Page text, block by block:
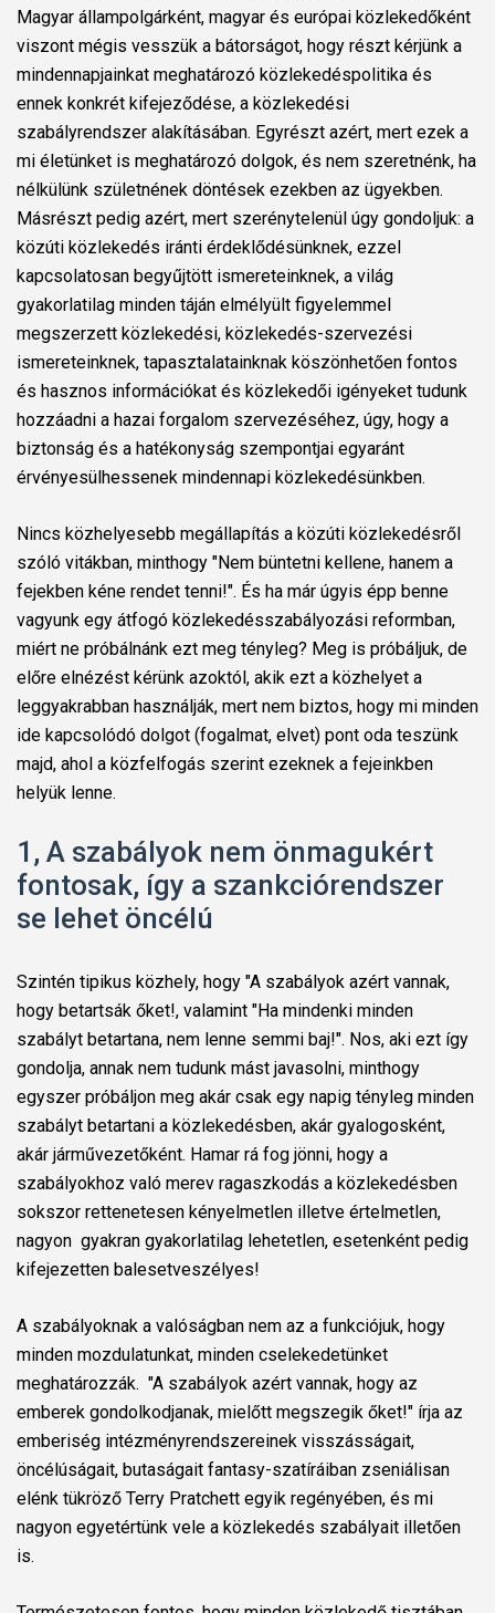
Magyar állampolgárként, magyar és európai közlekedőként
viszont mégis vesszük a bátorságot, hogy részt kérjünk a
mindennapjainkat meghatározó közlekedéspolitika és
ennek konkrét kifejeződése, a közlekedési
szabályrendszer alakításában. Egyrészt azért, mert ezek a
mi életünket is meghatározó dolgok, és nem szeretnénk, ha
nélkülünk születnének döntések ezekben az ügyekben.
Másrészt pedig azért, mert szerénytelenül úgy gondoljuk: a
közúti közlekedés iránti érdeklődésünknek, ezzel
kapcsolatosan begyűjtött ismereteinknek, a világ
gyakorlatilag minden táján elmélyült figyelemmel
megszerzett közlekedési, közlekedés-szervezési
ismereteinknek, tapasztalatainknak köszönhetően fontos
és hasznos információkat és közlekedői igényeket tudunk
hozzáadni a hazai forgalom szervezéséhez, úgy, hogy a
biztonság és a hatékonyság szempontjai egyaránt
érvényesülhessenek mindennapi közlekedésünkben.
Nincs közhelyesebb megállapítás a közúti közlekedésről
szóló vitákban, minthogy "Nem büntetni kellene, hanem a
fejekben kéne rendet tenni!". És ha már úgyis épp benne
vagyunk egy átfogó közlekedésszabályozási reformban,
miért ne próbálnánk ezt meg tényleg? Meg is próbáljuk, de
előre elnézést kérünk azoktól, akik ezt a közhelyet a
leggyakrabban használják, mert nem biztos, hogy mi minden
ide kapcsolódó dolgot (fogalmat, elvet) pont oda teszünk
majd, ahol a közfelfogás szerint ezeknek a fejeinkben
helyük lenne.
1, A szabályok nem önmagukért
fontosak, így a szankciórendszer
se lehet öncélú
Szintén tipikus közhely, hogy "A szabályok azért vannak,
hogy betartsák őket!, valamint "Ha mindenki minden
szabályt betartana, nem lenne semmi baj!". Nos, aki ezt így
gondolja, annak nem tudunk mást javasolni, minthogy
egyszer próbáljon meg akár csak egy napig tényleg minden
szabályt betartani a közlekedésben, akár gyalogosként,
akár járművezetőként. Hamar rá fog jönni, hogy a
szabályokhoz való merev ragaszkodás a közlekedésben
sokszor rettenetesen kényelmetlen illetve értelmetlen,
nagyon gyakran gyakorlatilag lehetetlen, esetenként pedig
kifejezetten balesetveszélyes!
A szabályoknak a valóságban nem az a funkciójuk, hogy
minden mozdulatunkat, minden cselekedetünket
meghatározzák. "A szabályok azért vannak, hogy az
emberek gondolkodjanak, mielőtt megszegik őket!" írja az
emberiség intézményrendszereinek visszásságait,
öncélúságait, butaságait fantasy-szatíráiban zseniálisan
elénk tükröző Terry Pratchett egyik regényében, és mi
nagyon egyetértünk vele a közlekedés szabályait illetően
is.